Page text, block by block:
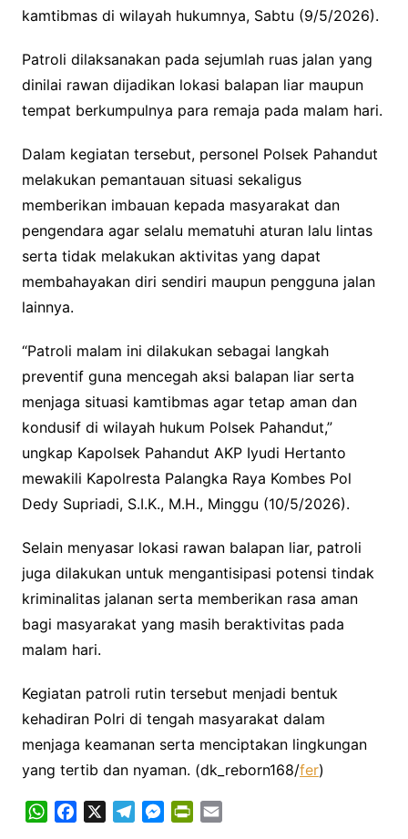
kamtibmas di wilayah hukumnya, Sabtu (9/5/2026).
Patroli dilaksanakan pada sejumlah ruas jalan yang
dinilai rawan dijadikan lokasi balapan liar maupun
tempat berkumpulnya para remaja pada malam hari.
Dalam kegiatan tersebut, personel Polsek Pahandut
melakukan pemantauan situasi sekaligus
memberikan imbauan kepada masyarakat dan
pengendara agar selalu mematuhi aturan lalu lintas
serta tidak melakukan aktivitas yang dapat
membahayakan diri sendiri maupun pengguna jalan
lainnya.
“Patroli malam ini dilakukan sebagai langkah
preventif guna mencegah aksi balapan liar serta
menjaga situasi kamtibmas agar tetap aman dan
kondusif di wilayah hukum Polsek Pahandut,”
ungkap Kapolsek Pahandut AKP Iyudi Hertanto
mewakili Kapolresta Palangka Raya Kombes Pol
Dedy Supriadi, S.I.K., M.H., Minggu (10/5/2026).
Selain menyasar lokasi rawan balapan liar, patroli
juga dilakukan untuk mengantisipasi potensi tindak
kriminalitas jalanan serta memberikan rasa aman
bagi masyarakat yang masih beraktivitas pada
malam hari.
Kegiatan patroli rutin tersebut menjadi bentuk
kehadiran Polri di tengah masyarakat dalam
menjaga keamanan serta menciptakan lingkungan
yang tertib dan nyaman. (dk_reborn168/fer)
W
M